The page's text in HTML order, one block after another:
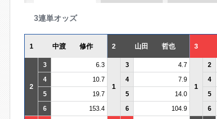
3連単オッズ
1 中渡 修作 2 山田 哲也 3
2
3 6.3
1
3 4.7
1
2
4
10.7 4 7.9
4
5
19.7 5 14.0
5
6
153.4 6 104.9 6